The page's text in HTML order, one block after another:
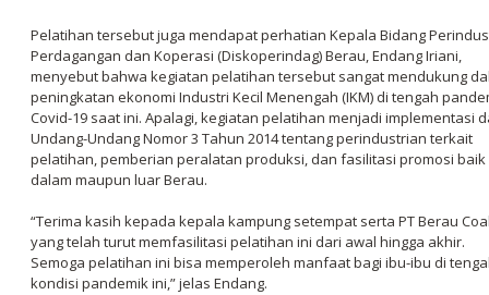
Pelatihan tersebut juga mendapat perhatian Kepala Bidang
Perdagangan dan Koperasi (Diskoperindag) Berau, Endang Iriani,
menyebut bahwa kegiatan pelatihan tersebut sangat mendukung
peningkatan ekonomi Industri Kecil Menengah (IKM) di tengah
Covid-19 saat ini. Apalagi, kegiatan pelatihan menjadi implementasi
Undang-Undang Nomor 3 Tahun 2014 tentang perindustrian terkait
pelatihan, pemberian peralatan produksi, dan fasilitasi promosi baik
dalam maupun luar Berau.
“Terima kasih kepada kepala kampung setempat serta PT Berau
yang telah turut memfasilitasi pelatihan ini dari awal hingga akhir.
Semoga pelatihan ini bisa memperoleh manfaat bagi ibu-ibu di
kondisi pandemik ini,” jelas Endang.